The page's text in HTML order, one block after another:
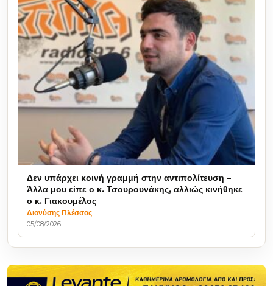
Δεν υπάρχει κοινή γραμμή στην αντιπολίτευση –
Άλλα μου είπε ο κ. Τσουρουνάκης, αλλιώς κινήθηκε
ο κ. Γιακουμέλος
Διονύσης Πλέσσας
05/08/2026